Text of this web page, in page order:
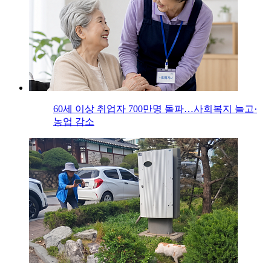
60세 이상 취업자 700만명 돌파…사회복지 늘고·
농업 감소